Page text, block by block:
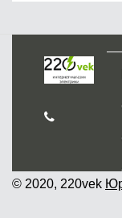
© 2020, 220vek